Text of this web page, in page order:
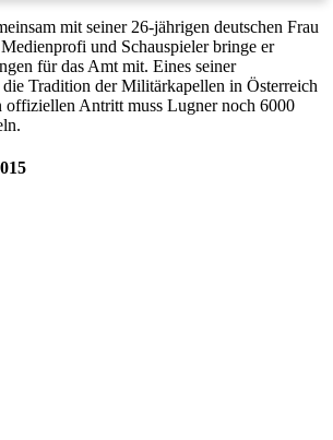
mit seiner 26-jährigen deutschen Frau
und Schauspieler bringe er
für das Amt mit. Eines seiner
die Tradition der Militärkapellen in Österreich
offiziellen Antritt muss Lugner noch 6000